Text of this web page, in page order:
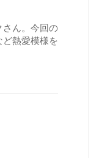
さん。今回の
熱愛模様を